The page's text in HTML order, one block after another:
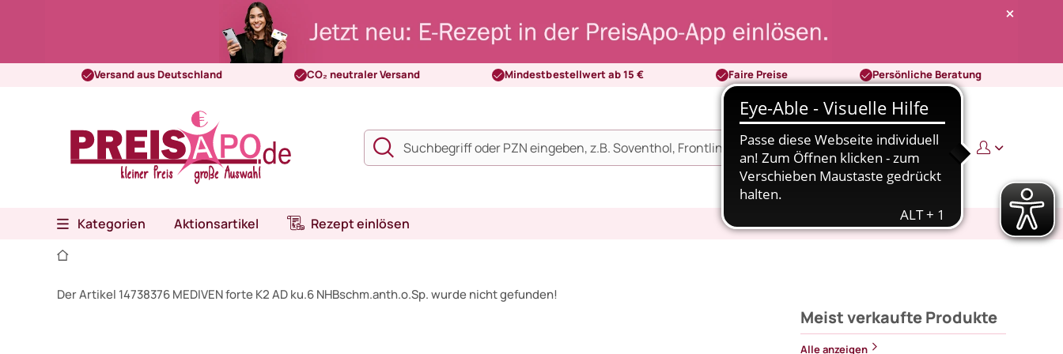
Versand aus Deutschland CO₂ neutraler Versand Mindestbestellwert ab 15 € Faire Preise Persönliche Beratung
0 0,00 €
Kategorien Aktionsartikel Rezept einlösen
Der Artikel 14738376 MEDIVEN forte K2 AD ku.6 NHBschm.anth.o.Sp. wurde nicht gefunden!
Meist verkaufte Produkte
Alle anzeigen